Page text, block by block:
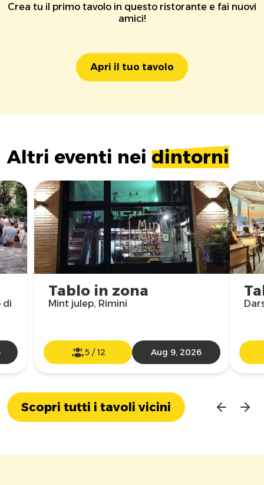
Crea tu il primo tavolo in questo ristorante e fai nuovi
amici!
Apri il tuo tavolo
Altri eventi nei dintorni
Tablo in zona
Mint julep, Rimini
5/12 Aug 9, 2026
di
Scopri tutti i tavoli vicini